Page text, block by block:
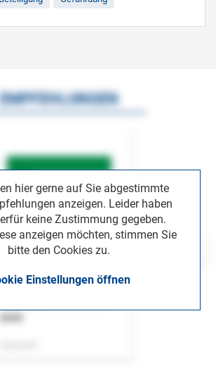
hier gerne auf Sie abgestimmte
anzeigen. Leider haben
keine Zustimmung gegeben.
anzeigen möchten, stimmen Sie
bitte den Cookies zu.
Einstellungen öffnen
EMPFEHLUNGEN